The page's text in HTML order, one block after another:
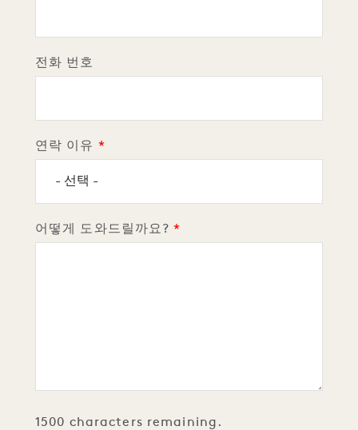
전화 번호
연락 이유
어떻게 도와드릴까요?
1500 characters remaining.